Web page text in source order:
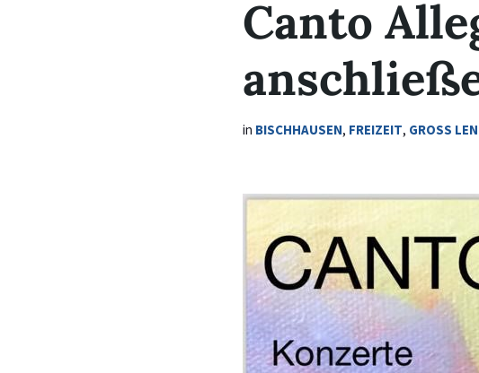
Canto
in BISCHHAUSEN, FREIZEIT, GROSS